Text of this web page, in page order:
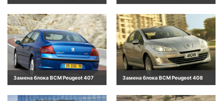
Замена блока BCM Peugeot 407 Замена блока BCM Peugeot 408